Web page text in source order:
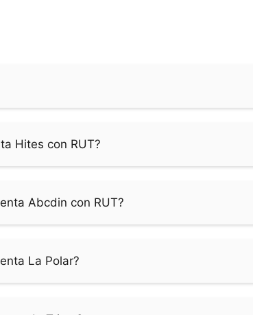
Hites con RUT?
Abcdin con RUT?
La Polar?